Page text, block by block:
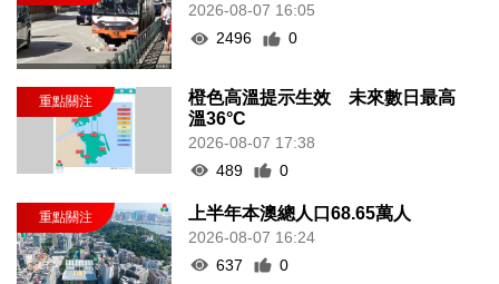
2026-08-07 16:05
2496
0
橙色高溫提示生效 未來數日最高
溫36°C
2026-08-07 17:38
489
0
上半年本澳總人口68.65萬人
2026-08-07 16:24
637
0